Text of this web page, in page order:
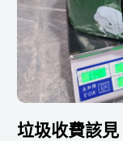
垃圾收費該